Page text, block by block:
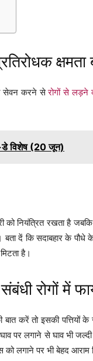
क्षमता
सेवन करने सेरोगों से लड़ने
डे विशेष (20 जून)
को नियंत्रित रखता है
दें कि सदाबहार के
है।
रोगों में
करें तो इसकी पत्तियों
पर लगाने से घाव भी
को लगाने पर भी बेहद आराम